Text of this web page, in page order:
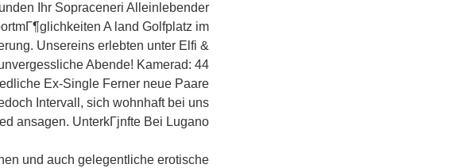
Ihr Sopraceneri Alleinlebender
A land Golfplatz im
Unsereins erlebten unter Elfi &
Abende! Kamerad: 44
Ex-Single Ferner neue Paare
Intervall, sich wohnhaft bei uns
ansagen. UnterkГјnfte Bei Lugano.
und auch gelegentliche erotische